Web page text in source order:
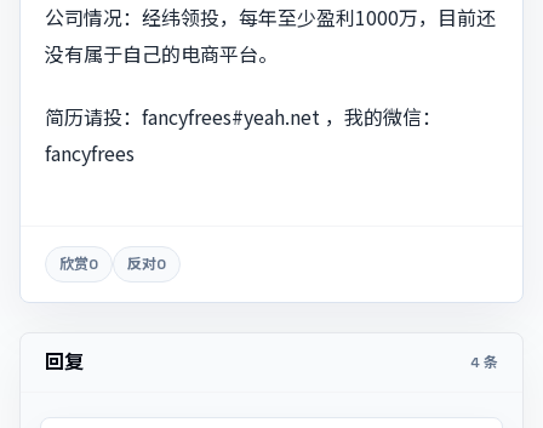
公司情况：经纬领投，每年至少盈利1000万，目前还
没有属于自己的电商平台。
简历请投： fancyfrees#yeah.net ，我的微信：
fancyfrees
欣赏0 反对0
回复 4 条